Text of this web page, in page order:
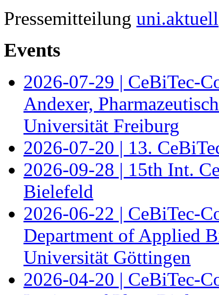
Pressemitteilung uni.aktuell
Events
2026-07-29 | CeBiTec-
Andexer,
Universität Freiburg
2026-07-20 | 13.
2026-09-28 | 15th Int.
Bielefeld
2026-06-22 | CeBiTec-
Department of Applied
Universität Göttingen
2026-04-20 | CeBiTec-